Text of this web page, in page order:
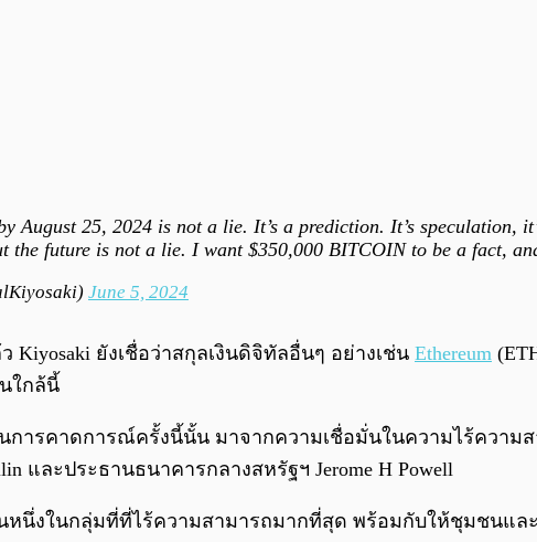
August 25, 2024 is not a lie. It’s a prediction. It’s speculation,
the future is not a lie. I want $350,000 BITCOIN to be a fact,
June 5, 2024
Kiyosaki ยังเชื่อว่าสกุลเงินดิจิทัลอื่นๆ อย่างเช่น Ethereum
ใกล้นี้
การคาดการณ์ครั้งนี้นั้น มาจากความเชื่อมั่นในความไร้ความ
และประธานธนาคารกลางสหรัฐฯ Jerome H Powell
นหนึ่งในกลุ่มที่ที่ไร้ความสามารถมากที่สุด พร้อมกับให้ชุมชน